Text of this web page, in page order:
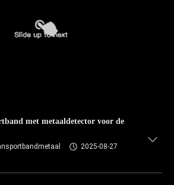
met metaaldetector voor de
2025-08-27